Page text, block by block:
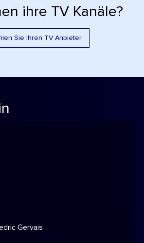
ihre TV Kanäle?
Sie Ihren TV Anbieter
Gervais